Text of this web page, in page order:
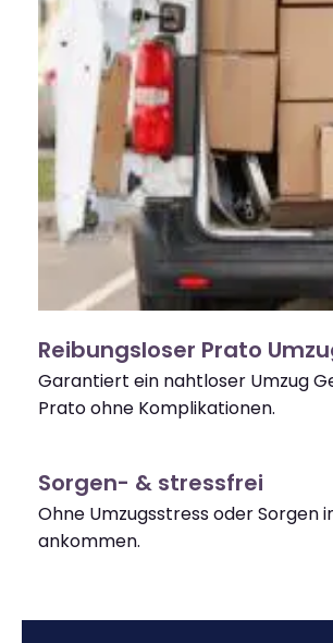
Reibungsloser Prato
Garantiert ein nahtloser Umzug
Prato ohne Komplikationen.
Sorgen- & stressfrei
Ohne Umzugsstress oder Sorgen
ankommen.